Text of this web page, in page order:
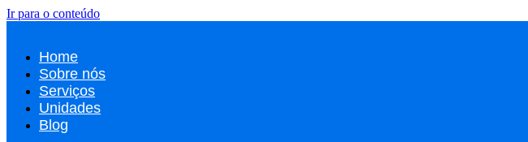
Ir para o conteúdo
Home
Sobre nós
Serviços
Unidades
Blog